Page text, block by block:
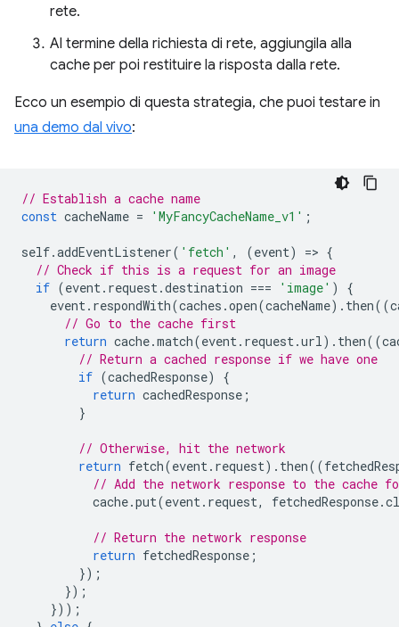
rete.
Al termine della richiesta di rete, aggiungila alla
cache per poi restituire la risposta dalla rete.
Ecco un esempio di questa strategia, che puoi testare in
una demo dal vivo:
// Establish a cache name
const cacheName = 'MyFancyCacheName_v1' ;
self.addEventListener( 'fetch' , (event) => {
// Check if this is a request for an image
if (event . request .destination === 'image' )
{
event . respondWith(caches .open(cacheName). then((
// Go to the cache first
return cache.match(event . request .url ). then((
// Return a cached response if we have one
if (cachedResponse)
{
return cachedResponse ;
}
// Otherwise, hit the network
return fetch(event . request). then((
// Add the network response to the
cache.put(event . request, fetchedResponse.
// Return the network response
return fetchedResponse ;
});
});
}));